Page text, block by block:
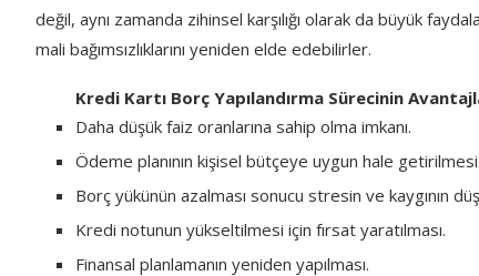
değil, aynı zamanda zihinsel karşılığı olarak da büyük
mali bağımsızlıklarını yeniden elde edebilirler.
Kredi Kartı Borç Yapılandırma Sürecinin
Daha düşük faiz oranlarına sahip olma imkanı.
Ödeme planının kişisel bütçeye uygun hale getirilmesi.
Borç yükünün azalması sonucu stresin ve kaygının
Kredi notunun yükseltilmesi için fırsat yaratılması.
Finansal planlamanın yeniden yapılması.